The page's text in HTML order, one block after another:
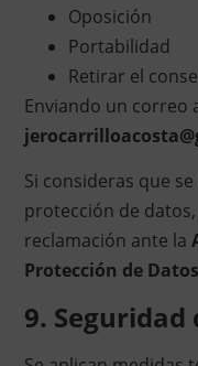
Oposición
Portabilidad
Retirar el
Enviando un correo
Si consideras que
protección de
reclamación ante la
Protección de
9.